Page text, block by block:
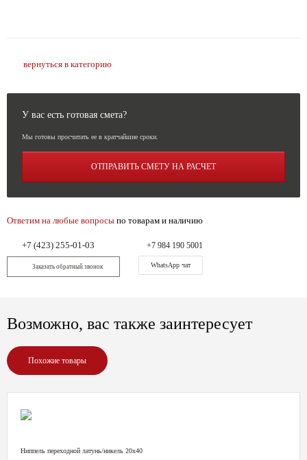
вернуться в категорию
У вас есть готовая смета?
Мы готовы просчитать ее в кратчайшие сроки.
ОТПРАВИТЬ СМЕТУ НА РАСЧЕТ
Ответим на любые вопросы по товарам и наличию
+7 (423) 255-01-03
Заказать обратный звонок
+7 984 190 5001
WhatsApp чат
Возможно, вас также заинтересует
Похожие товары
Ниппель переходной латунь/никель 20х40